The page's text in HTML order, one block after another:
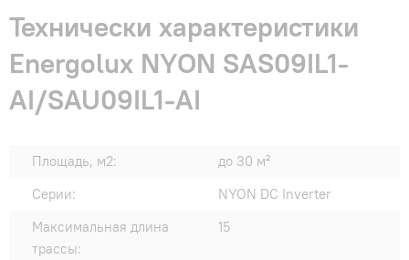
Технически характеристики
Energolux NYON SAS09IL1-
AI/SAU09IL1-AI
Площадь, м2:
до 30 м²
Серии:
NYON DC Inverter
Максимальная длина
трассы:
15